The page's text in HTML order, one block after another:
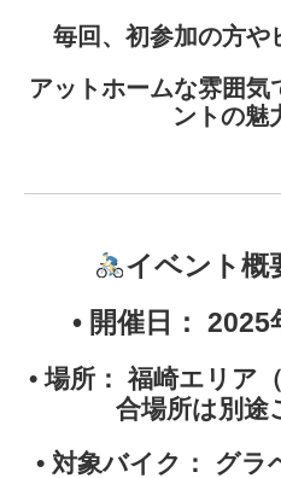
毎回、初参加の方や
アットホームな雰囲
ントの魅
イベント概
• 開催日： 2025
•場所： 福崎エリア
合場所は別途
• 対象バイク：
グラ